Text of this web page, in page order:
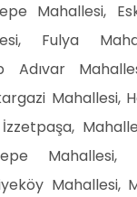
Mahallesi,
Fulya
Adıvar
Mahallesi,
Mahallesi,
Mahallesi,